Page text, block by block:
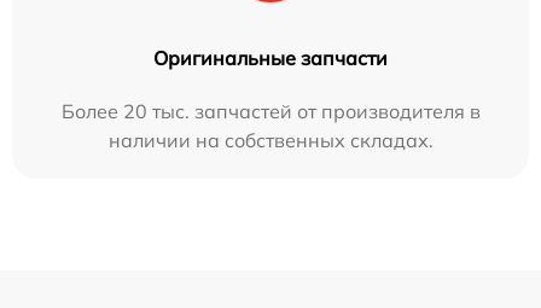
Оригинальные запчасти
Более 20 тыс. запчастей от производителя в
наличии на собственных складах.